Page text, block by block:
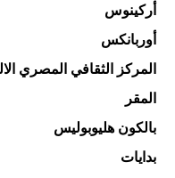
أركينوس
أوربانكس
المركز الثقافي المصري
المقر
بالكون هليوبوليس
بدايات